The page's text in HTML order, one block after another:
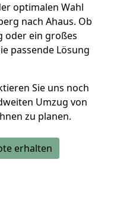
optimalen Wahl
nach Ahaus. Ob
oder ein großes
passende Lösung
Sie uns noch
Umzug von
zu planen.
erhalten